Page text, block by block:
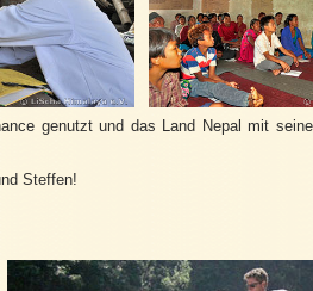
genutzt und das Land Nepal mit
Steffen!